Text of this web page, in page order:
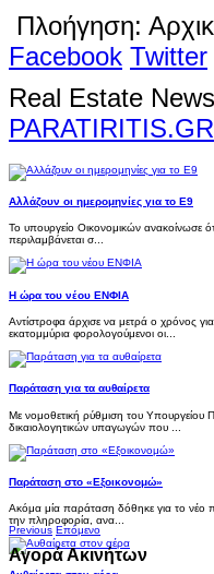
Πλοήγηση:
Facebook Twitter
Real Estate News
PARATIRITIS.GR
Αλλάζουν οι ημερομηνίες για το Ε9
Το υπουργείο Οικονομικών ανακοίνωσε
περιλαμβάνεται σ...
Η ώρα του νέου ΕΝΦΙΑ
Αντίστροφα άρχισε να μετρά ο χρόνος
εκατομμύρια φορολογούμενοι οι...
Παράταση για τα αυθαίρετα
Με νομοθετική ρύθμιση του Υπουργείου
δικαιολογητικών υπαγωγών που ...
Παράταση στο «Εξοικονομώ»
Ακόμα μία παράταση δόθηκε για το νέο
την πληροφορία, ανα...
Previous Επόμενο
Αγορά Ακινήτων